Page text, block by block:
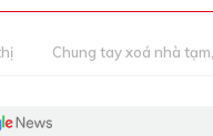
Chung tay xoá nhà